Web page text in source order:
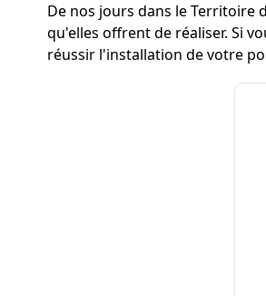
De nos jours dans le Territoire
qu'elles offrent de réaliser. Si
réussir l'installation de votre